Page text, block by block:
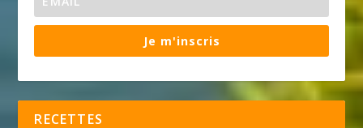
Je m'inscris
RECETTES